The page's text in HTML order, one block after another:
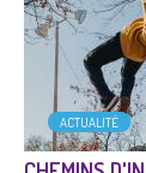
ACTUALITÉ